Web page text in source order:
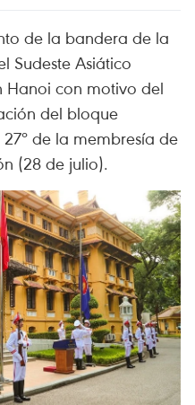
de la bandera de la
Sudeste Asiático
Hanoi con motivo del
del bloque
de la membresía de
(28 de julio).